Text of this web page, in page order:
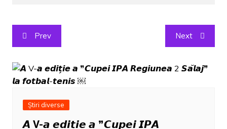
Post
navigation
Prev Next
Știri diverse
𝘼 V-𝙖 𝙚𝙙𝙞𝙩̗𝙞𝙚 𝙖 ❞𝘾𝙪𝙥𝙚𝙞 𝙄𝙋𝘼